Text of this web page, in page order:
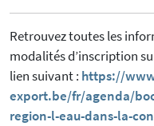
Retrouvez toutes les
modalités d’inscription
lien suivant : https://
export.be/fr/agenda/
region-l-eau-dans-la-